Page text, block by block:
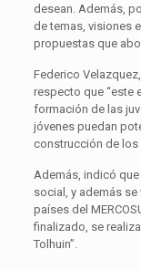
desean. Además,
de temas, visiones
propuestas que
Federico
respecto que “este
formación de las
jóvenes puedan
construcción de los
Además, indicó que
social, y además se
países del
finalizado, se
Tolhuin”.